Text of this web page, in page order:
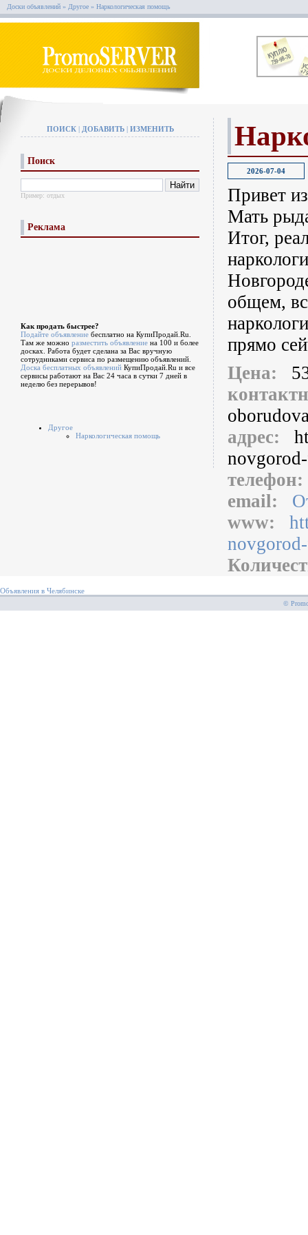
Доски объявлений » Другое » Наркологическая помощь
ПОИСК| ДОБАВИТЬ| ИЗМЕНИТЬ
Поиск
Пример: отдых
Реклама
Как продать быстрее?
Подайте объявление бесплатно на КупиПродай.Ru.
Там же можно разместить объявление на 100 и более
досках. Работа будет сделана за Вас вручную
сотрудниками сервиса по размещению объявлений.
Доска бесплатных объявлений КупиПродай.Ru и все
сервисы работают на Вас 24 часа в сутки 7 дней в
неделю без перерывов!
Другое
Наркологическая помощь
2026-07-04
Привет
Мать
Итог,
общем,
прямо
Цена:
адрес:
email:
www:
Объявления в Челябинске
©